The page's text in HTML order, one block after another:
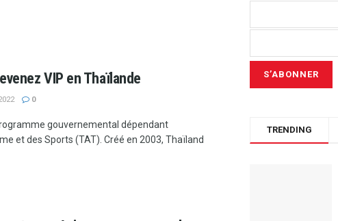
VIP en Thaïlande
0
gouvernemental dépendant
et des Sports (TAT). Créé en 2003, Thaïland
TRENDING